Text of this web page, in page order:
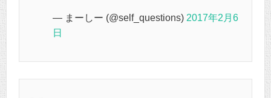
— まーしー (@self_questions) 2017年2月6
日